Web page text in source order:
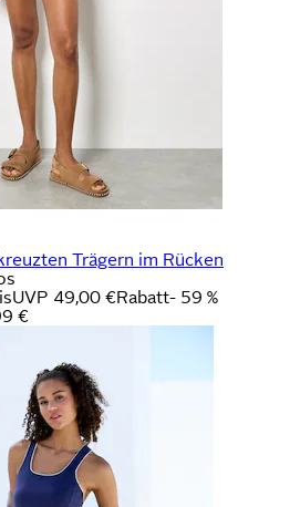
Trägern im Rücken
UVP 49,00 €Rabatt- 59 %
€